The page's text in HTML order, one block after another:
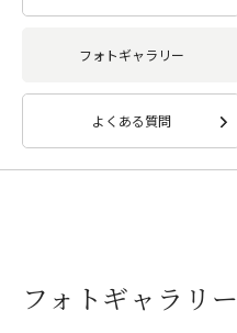
フォトギャラリー
よくある質問
フォトギャラリー